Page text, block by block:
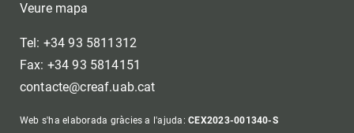
Veure mapa
Tel: +34 93 5811312
Fax: +34 93 5814151
contacte@creaf.uab.cat
Web s'ha elaborada gràcies a l'ajuda:CEX2023-001340-S